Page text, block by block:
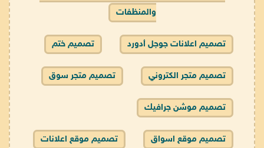
والمنظفات
تصميم اعلانات جوجل أدورد تصميم ختم
تصميم متجر الكتروني تصميم متجر سوق
تصميم موشن جرافيك
تصميم موقع اسواق تصميم موقع اعلانات